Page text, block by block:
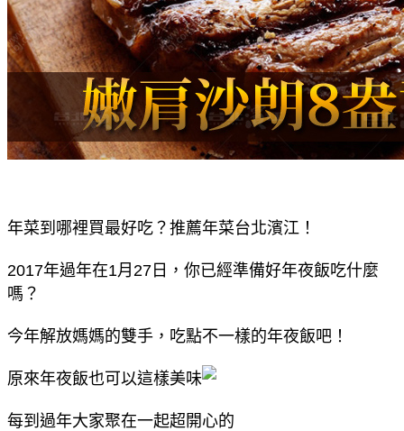
年菜到哪裡買最好吃？推薦年菜台北濱江！
2017年過年在1月27日，你已經準備好年夜飯吃什麼
嗎？
今年解放媽媽的雙手，吃點不一樣的年夜飯吧！
原來年夜飯也可以這樣美味
每到過年大家聚在一起超開心的